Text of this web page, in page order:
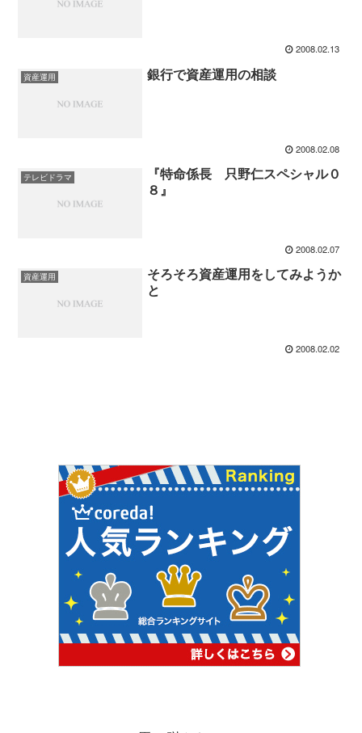
2008.02.13
資産運用 銀行で資産運用の相談
2008.02.08
テレビドラマ
『特命係長 只野仁スペシャル０
８』
2008.02.07
資産運用
そろそろ資産運用をしてみようか
と
2008.02.02